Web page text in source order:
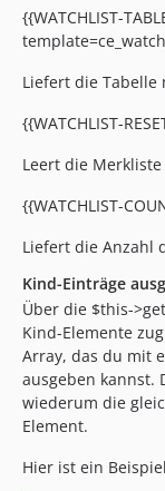
{{WATCHLIST-
Liefert die
{{WATCHLIST-
Leert die Merkliste
{{WATCHLIST-
Liefert die Anzahl
Kind-Einträge
Über die $this-
Kind-Elemente
Array, das du mit
ausgeben kannst.
wiederum die
Element.
Hier ist ein